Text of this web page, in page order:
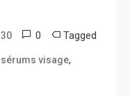
0 Tagged
sérums visage,